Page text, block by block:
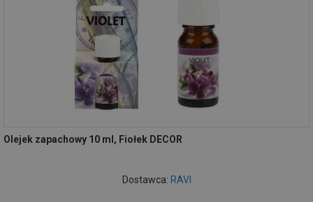
Olejek zapachowy 10 ml, Fiołek DECOR
Dostawca: RAVI